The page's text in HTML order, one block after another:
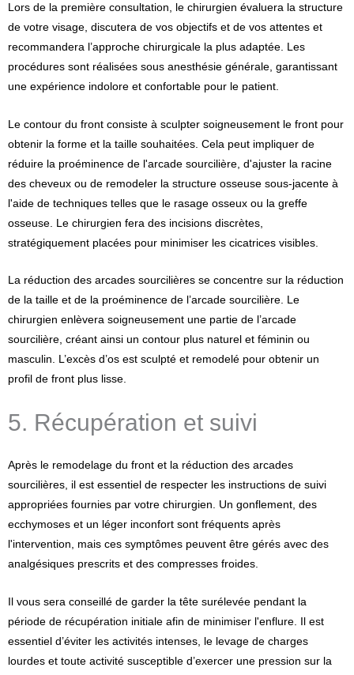
Lors de la première consultation, le chirurgien évaluera la structure
de votre visage, discutera de vos objectifs et de vos attentes et
recommandera l’approche chirurgicale la plus adaptée. Les
procédures sont réalisées sous anesthésie générale, garantissant
une expérience indolore et confortable pour le patient.
Le contour du front consiste à sculpter soigneusement le front pour
obtenir la forme et la taille souhaitées. Cela peut impliquer de
réduire la proéminence de l'arcade sourcilière, d'ajuster la racine
des cheveux ou de remodeler la structure osseuse sous-jacente à
l'aide de techniques telles que le rasage osseux ou la greffe
osseuse. Le chirurgien fera des incisions discrètes,
stratégiquement placées pour minimiser les cicatrices visibles.
La réduction des arcades sourcilières se concentre sur la réduction
de la taille et de la proéminence de l’arcade sourcilière. Le
chirurgien enlèvera soigneusement une partie de l’arcade
sourcilière, créant ainsi un contour plus naturel et féminin ou
masculin. L’excès d’os est sculpté et remodelé pour obtenir un
profil de front plus lisse.
5. Récupération et suivi
Après le remodelage du front et la réduction des arcades
sourcilières, il est essentiel de respecter les instructions de suivi
appropriées fournies par votre chirurgien. Un gonflement, des
ecchymoses et un léger inconfort sont fréquents après
l'intervention, mais ces symptômes peuvent être gérés avec des
analgésiques prescrits et des compresses froides.
Il vous sera conseillé de garder la tête surélevée pendant la
période de récupération initiale afin de minimiser l'enflure. Il est
essentiel d’éviter les activités intenses, le levage de charges
lourdes et toute activité susceptible d’exercer une pression sur la